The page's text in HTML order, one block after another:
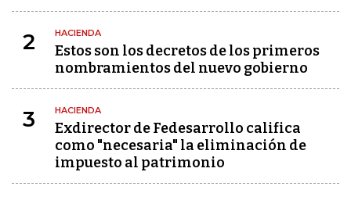
2 HACIENDA
Estos son los decretos de los primeros
nombramientos del nuevo gobierno
3 HACIENDA
Exdirector de Fedesarrollo califica
como "necesaria" la eliminación de
impuesto al patrimonio